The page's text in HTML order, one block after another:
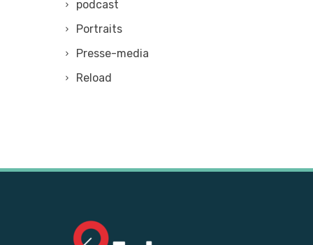
podcast
Portraits
Presse-media
Reload